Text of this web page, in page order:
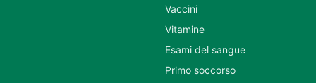
Vaccini
Vitamine
Esami del sangue
Primo soccorso